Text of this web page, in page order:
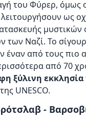
του Φύρερ,
ως
των Ναζί. Το
έναν από τους πιο
από 70
ξύλινη εκκλησία
UNESCO.
-